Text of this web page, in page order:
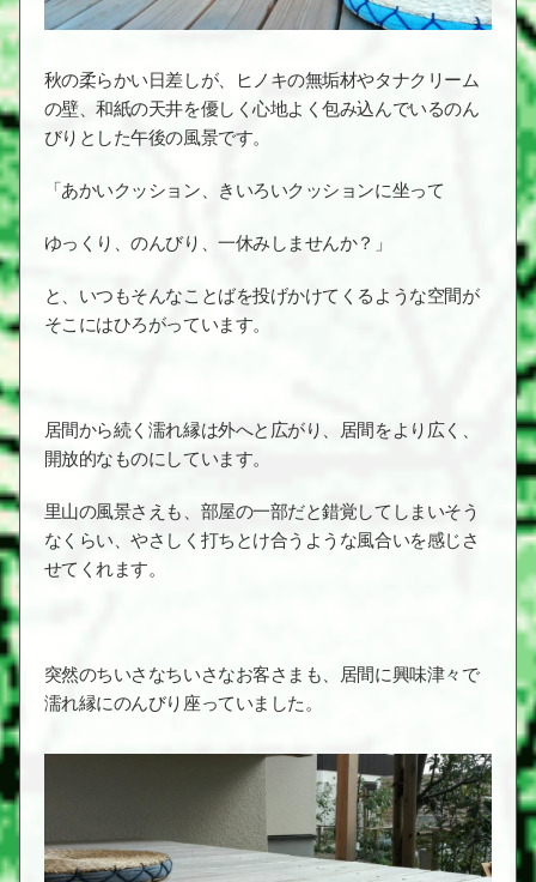
秋の柔らかい日差しが、ヒノキの無垢材やタナクリーム
の壁、和紙の天井を優しく心地よく包み込んでいるのん
びりとした午後の風景です。
「あかいクッション、きいろいクッションに坐って
ゆっくり、のんびり、一休みしませんか？」
と、いつもそんなことばを投げかけてくるような空間が
そこにはひろがっています。
居間から続く濡れ縁は外へと広がり、居間をより広く、
開放的なものにしています。
里山の風景さえも、部屋の一部だと錯覚してしまいそう
なくらい、やさしく打ちとけ合うような風合いを感じさ
せてくれます。
突然のちいさなちいさなお客さまも、居間に興味津々で
濡れ縁にのんびり座っていました。